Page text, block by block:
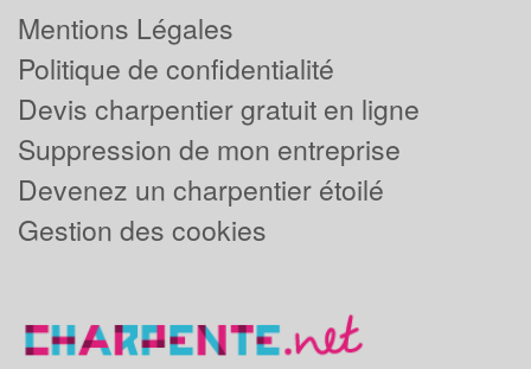
Mentions Légales
Politique de confidentialité
Devis charpentier gratuit en ligne
Suppression de mon entreprise
Devenez un charpentier étoilé
Gestion des cookies